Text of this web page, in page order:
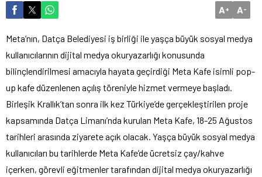
A+ A-
Meta’nın, Datça Belediyesi iş birliği ile yaşça büyük sosyal medya
kullanıcılarının dijital medya okuryazarlığı konusunda
bilinçlendirilmesi amacıyla hayata geçirdiği Meta Kafe isimli pop-
up kafe düzenlenen açılış töreniyle hizmet vermeye başladı.
Birleşik Krallık’tan sonra ilk kez Türkiye’de gerçekleştirilen proje
kapsamında Datça Limanı’nda kurulan Meta Kafe, 18-25 Ağustos
tarihleri arasında ziyarete açık olacak. Yaşça büyük sosyal medya
kullanıcıları bu tarihlerde Meta Kafe’de ücretsiz çay/kahve
içerken, görevli eğitmenler tarafından dijital medya okuryazarlığı